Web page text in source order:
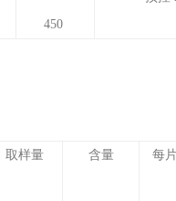
450
取样量 含量 每